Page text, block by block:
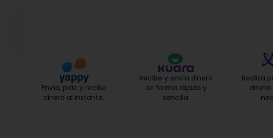
Envía, pide y recibe
dinero al instante.
Recibe y envía dinero
de forma rápida y
sencilla.
Realiza